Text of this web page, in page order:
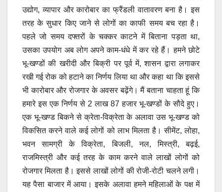
उद्योग, व्यापार और कारोबार का फ्रैंडली वातावरण बना है। इस
तरह के सुधार किए जाने से लोगों का काफी समय बच रहा है।
पहले जो समय दफ्तरों के चक्कर काटने में बिताना पड़ता था,
उसका उपयोग अब लोग अपने काम-धंधे में कर रहे हैं। हमने छोटे
भू-खण्डों की खरीदी और बिक्री पर पूर्व में, शासन द्वारा लगाकर
रखी गई रोक को हटाने का निर्णय लिया था और कहा था कि इससे
भी कारोबार और रोजगार के अवसर बढ़ेंगे। मैं बताना चाहता हूं कि
हमारे इस एक निर्णय से 2 लाख 87 हजार भू-खण्डों के सौदे हुए।
एक भू-खण्ड बिकने से क्रेता-विक्रेता के अलावा उस भू-खण्ड को
विकसित करने वाले कई लोगों को लाभ मिलता है। सीमेंट, लोहा,
भवन सामग्री के विक्रेता, बिजली, नल, मिस्त्री, बढ़ई,
राजमिस्त्री और कई तरह के काम करने वाले लाखों लोगों को
रोजगार मिलता है। इससे लाखों लोगों की रोजी-रोटी चलने लगी।
यह पैसा बाजार में आया। इसके अलावा हमने महिलाओं के पक्ष में